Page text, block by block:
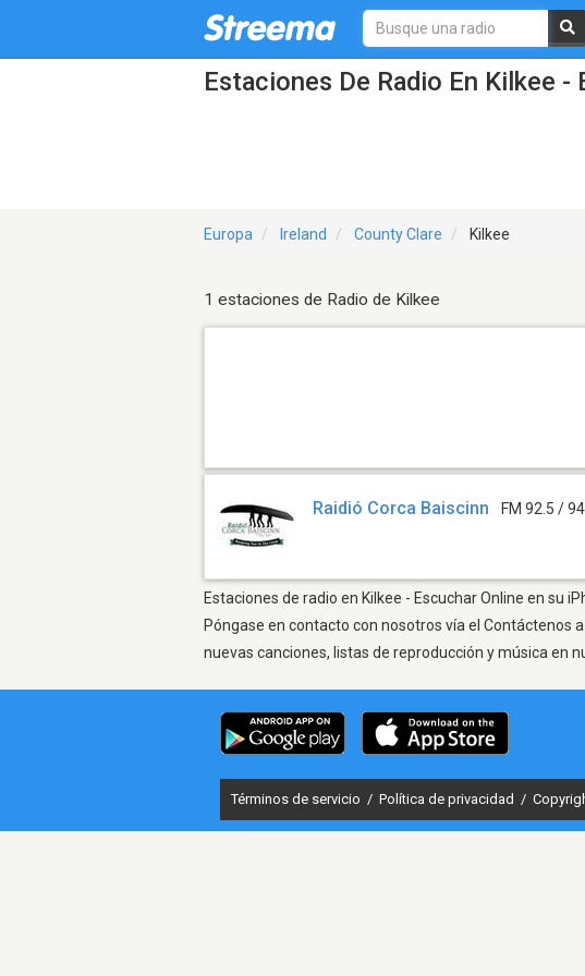
Estaciones De Radio En Kilkee -
Europa Ireland County Clare Kilkee
1 estaciones de Radio de Kilkee
Raidió Corca Baiscinn FM 92.5 /
Estaciones de radio en Kilkee - Escuchar Online en su
Póngase en contacto con nosotros vía el Contáctenos
nuevas canciones, listas de reproducción y música en
Términos de servicio / Política de privacidad /